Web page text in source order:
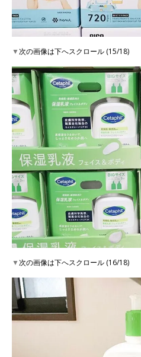
▼次の画像は下へスクロール (15/18)
▼次の画像は下へスクロール (16/18)